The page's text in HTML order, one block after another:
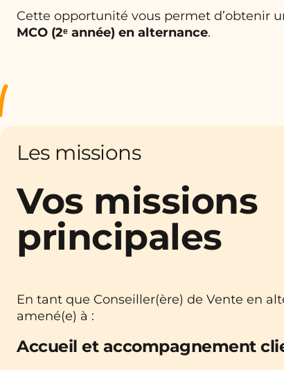
Cette opportunité vous permet d’obtenir
MCO (2ᵉ année) en alternance.
Les missions
Vos missions
principales
En tant que Conseiller(ère) de Vente en
amené(e) à :
Accueil et accompagnement